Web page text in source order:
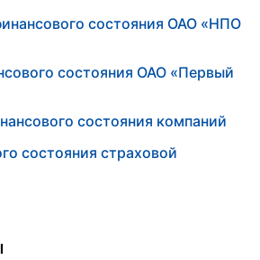
состояния ОАО «НПО
состояния ОАО «Первый
состояния компаний
состояния страховой